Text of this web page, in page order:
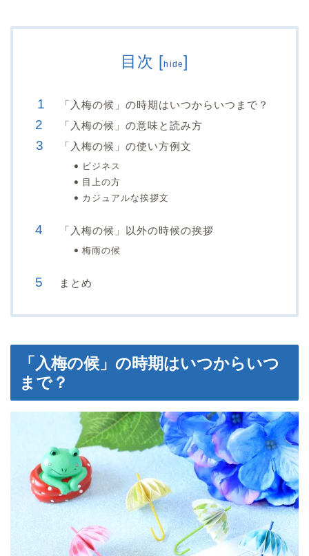
目次 [hide]
「入梅の候」の時期はいつからいつまで？
「入梅の候」の意味と読み方
「入梅の候」の使い方例文
ビジネス
目上の方
カジュアルな挨拶文
「入梅の候」以外の時候の挨拶
梅雨の候
まとめ
「入梅の候」の時期はいつからいつ
まで？